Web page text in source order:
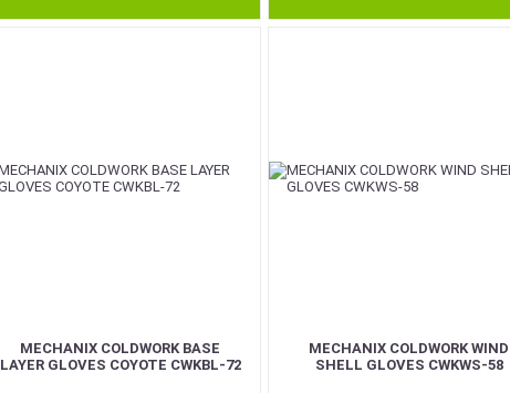
MECHANIX COLDWORK BASE
LAYER GLOVES COYOTE CWKBL-72
MECHANIX COLDWORK WIND
SHELL GLOVES CWKWS-58